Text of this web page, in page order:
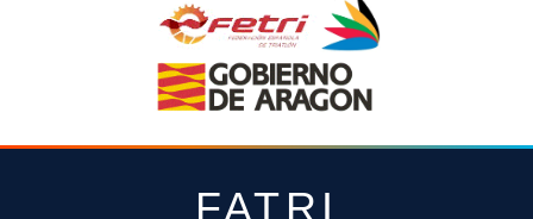
FATRI